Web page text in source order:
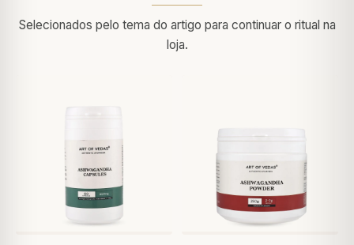
Selecionados pelo tema do artigo para continuar o ritual na
loja.